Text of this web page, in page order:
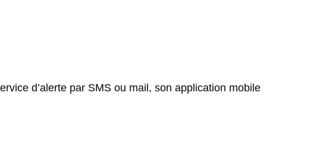
d’alerte par SMS ou mail, son application mobile